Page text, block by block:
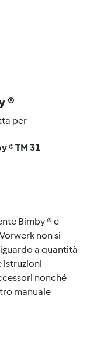
®
per
® TM 31
Bimby ® e
non si
a quantità
istruzioni
nonché
manuale